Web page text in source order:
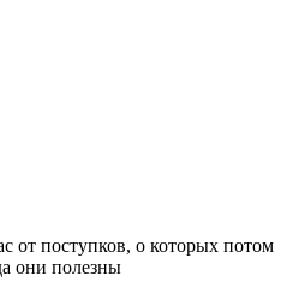
от поступков, о которых потом
они полезны